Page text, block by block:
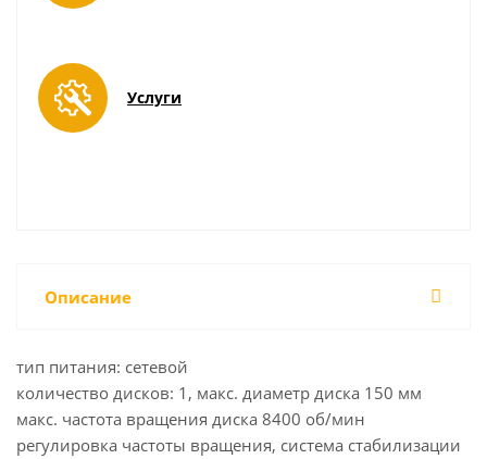
Услуги
Описание
тип питания: сетевой
количество дисков: 1, макс. диаметр диска 150 мм
макс. частота вращения диска 8400 об/мин
регулировка частоты вращения, система стабилизации